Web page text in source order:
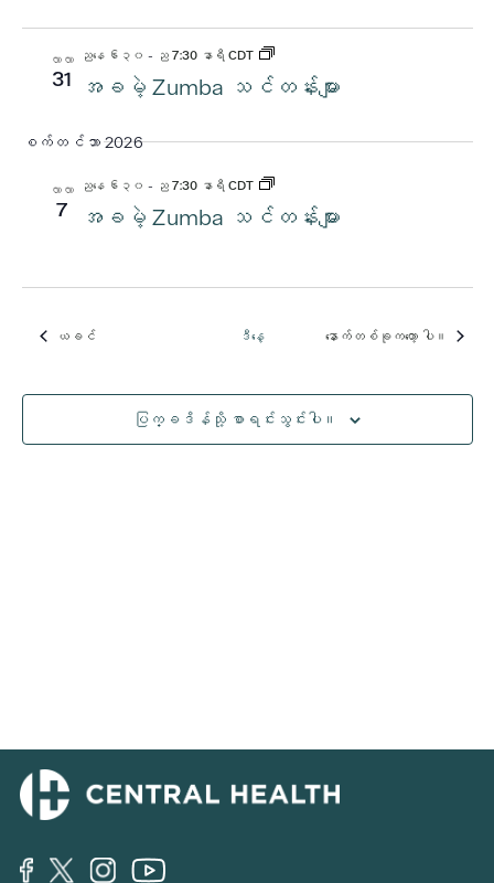
လာလာ
31
ညနေ ၆း၃၀ - ည 7:30 နာရီ CDT
အခမဲ့ Zumba သင်တန်းများ
စက်တင်ဘာ 2026
လာလာ
7
ညနေ ၆း၃၀ - ည 7:30 နာရီ CDT
အခမဲ့ Zumba သင်တန်းများ
ယခင်
အဲ့ဒါနဲ့ ဒီနေ့ နောက်တစ်ခုကတော့ အဲ့ဒါနဲ့
ပါ။
ပြက္ခဒိန်သို့ စာရင်းသွင်းပါ။